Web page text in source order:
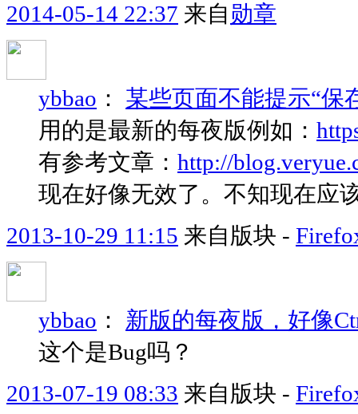
2014-05-14 22:37 来自勋章
ybbao ： 某些页面不能提示“保
用的是最新的每夜版例如：
有参考文章： http://
现在好像无效了。不知现在应
2013-10-29 11:15 来自版块 -
ybbao ： 新版的每夜版，好像
这个是Bug吗？
2013-07-19 08:33 来自版块 -